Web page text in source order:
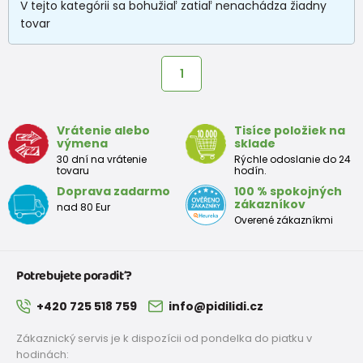
V tejto kategórii sa bohužiaľ zatiaľ nenachádza žiadny
tovar
1
Vrátenie alebo
výmena
30 dní na vrátenie
tovaru
Tisíce položiek na
sklade
Rýchle odoslanie do 24
hodín.
Doprava zadarmo
nad 80 Eur
100 % spokojných
zákazníkov
Overené zákazníkmi
Potrebujete poradiť?
+420 725 518 759 info@pidilidi.cz
Zákaznický servis je k dispozícii od pondelka do piatku v
hodinách: